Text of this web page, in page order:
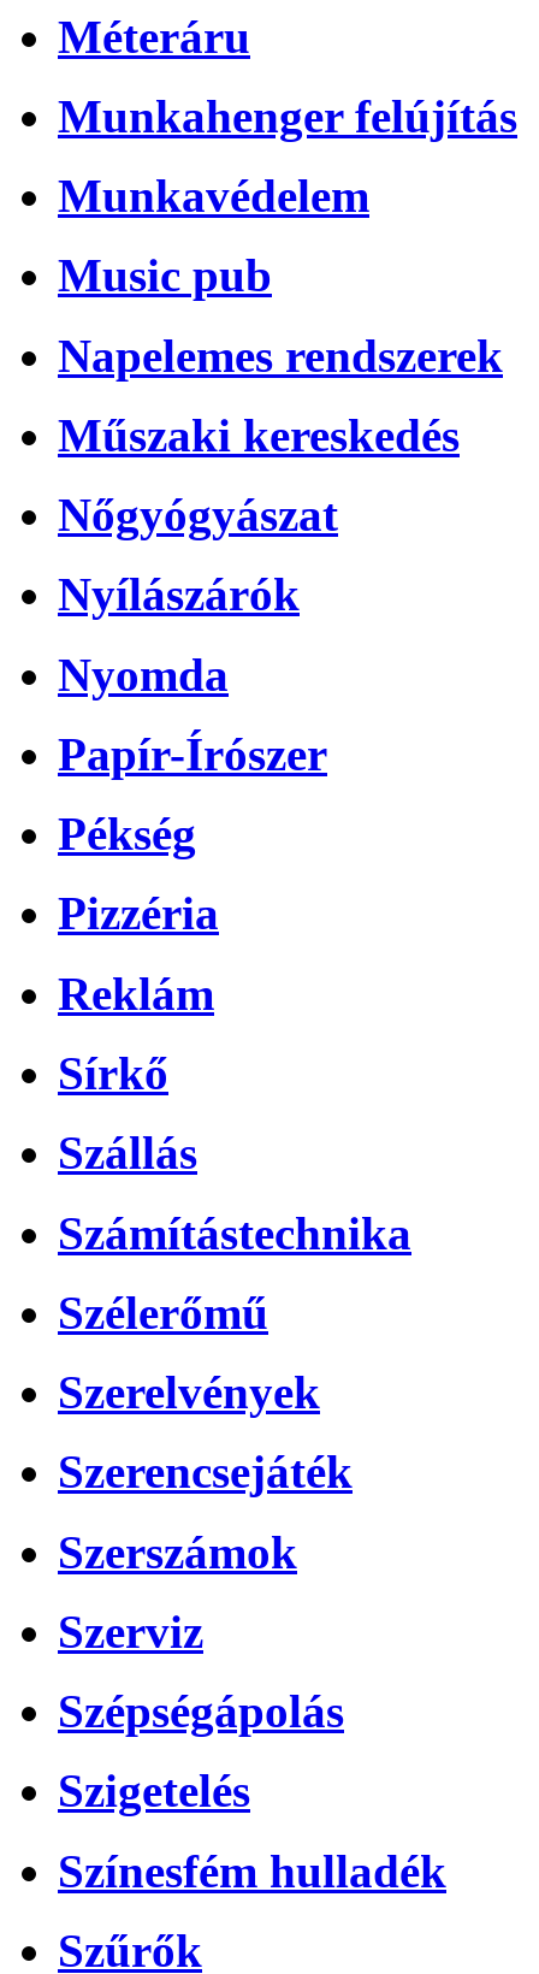
Méteráru
Munkahenger felújítás
Munkavédelem
Music pub
Napelemes rendszerek
Műszaki kereskedés
Nőgyógyászat
Nyílászárók
Nyomda
Papír-Írószer
Pékség
Pizzéria
Reklám
Sírkő
Szállás
Számítástechnika
Szélerőmű
Szerelvények
Szerencsejáték
Szerszámok
Szerviz
Szépségápolás
Szigetelés
Színesfém hulladék
Szűrők